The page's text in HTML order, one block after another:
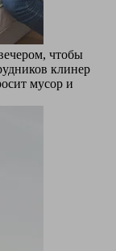
чтобы
клинер
мусор и